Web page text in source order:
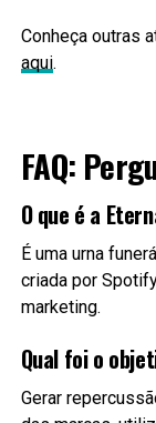
Conheça outras
aqui.
FAQ:
O que é a
É uma urna
criada por
marketing.
Qual foi o
Gerar